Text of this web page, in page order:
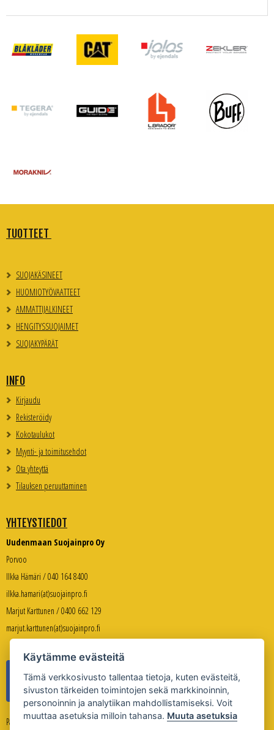
TUOTTEET
SUOJAKÄSINEET
HUOMIOTYÖVAATTEET
AMMATTIJALKINEET
HENGITYSSUOJAIMET
SUOJAKYPÄRÄT
INFO
Kirjaudu
Rekisteröidy
Kokotaulukot
Myynti- ja toimitusehdot
Ota yhteyttä
Tilauksen peruuttaminen
YHTEYSTIEDOT
Uudenmaan Suojainpro Oy
Porvoo
Ilkka Hämäri / 040 164 8400
ilkka.hamari(at)suojainpro.fi
Marjut Karttunen / 0400 662 129
marjut.karttunen(at)suojainpro.fi
Palveleva verkkokauppa:
Käytämme evästeitä
Tämä verkkosivusto tallentaa tietoja, kuten evästeitä,
sivuston tärkeiden toimintojen sekä markkinoinnin,
personoinnin ja analytiikan mahdollistamiseksi. Voit
muuttaa asetuksia milloin tahansa. Muuta asetuksia